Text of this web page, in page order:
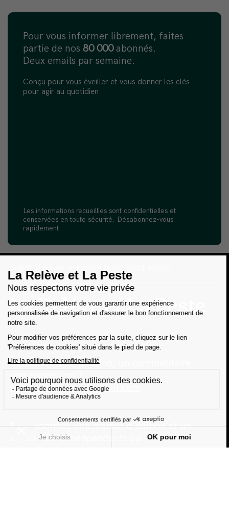
Pour vous informer librement, faites
partie de nos 80 000abonnés.
Deux emails par semaine.
Conçu pour vous éveiller et vous donner les clés
pour agir au quotidien.
Les informations recueillies sont confidentielles et
conservées en toute sécurité. Désabonnez-vous
rapidement.
Vous avez une question, un commentaire,
une suggestion ?
lareleveetlapeste@gmail.com
Nous sommes une maison d'édition et un
média 100% indépendants qui